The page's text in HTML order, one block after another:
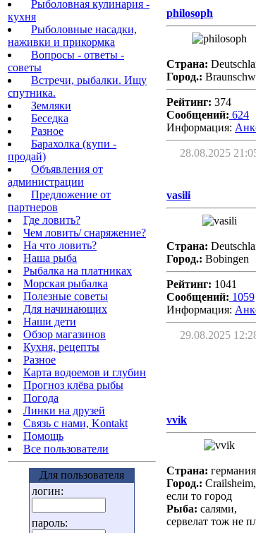
Рыболовная кулинария -
кухня
Рыболовные насадки,
наживки и прикормка
Вопросы - ответы -
советы
Встречи, рыбалки. Ищу
спутника.
Земляки
Беседка
Разное
Барахолка (купи -
продай)
Объявления от
администрации
Предложение от
партнеров
Где ловить?
Чем ловить/ снаряжение?
На что ловить?
Наша рыба
Рыбалка на платниках
Морская рыбалка
Полезные советы
Для начинающих
Наши дети
Обзор магазинов
Кухня, рецепты
Разное
Карта водоемов и глубин
Прогноз клёва рыбы
Погода
Линки на друзей
Связь с нами, Kontakt
Помощь
Все пользователи
Для пользователя
логин:
пароль:
philosoph
Страна:
Город.:
Рейтинг: 374
Сообщений: 624
Информация:
28.08.2025
vasili
Страна:
Город.: Bobingen
Рейтинг: 1041
Сообщений: 1059
Информация:
29.08.2025
vvik
Страна: германия
Город.: Crailsheim,
если то город
Рыба: салями,
сервелат тож не